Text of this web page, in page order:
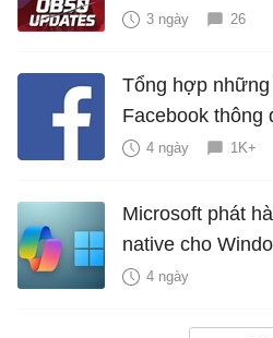
3 ngày 26
Tổng hợp
Facebook thông
4 ngày 1K+
Microsoft phát
native cho
năng mới Hữu Ích
4 ngày